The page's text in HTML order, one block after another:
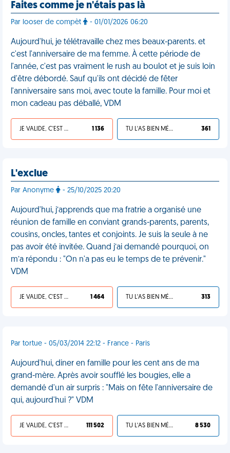
Faites comme je n'étais pas là
Par looser de compèt - 01/01/2026 06:20
Aujourd'hui, je télétravaille chez mes beaux-parents. et
c'est l'anniversaire de ma femme. À cette période de
l'année, c'est pas vraiment le rush au boulot et je suis loin
d'être débordé. Sauf qu'ils ont décidé de fêter
l'anniversaire sans moi, avec toute la famille. Pour moi et
mon cadeau pas déballé, VDM
JE VALIDE, C'EST UNE VDM 1 136 TU L'AS BIEN MÉRITÉ 361
L'exclue
Par Anonyme - 25/10/2025 20:20
Aujourd'hui, j’apprends que ma fratrie a organisé une
réunion de famille en conviant grands-parents, parents,
cousins, oncles, tantes et conjoints. Je suis la seule à ne
pas avoir été invitée. Quand j’ai demandé pourquoi, on
m’a répondu : "On n'a pas eu le temps de te prévenir."
VDM
JE VALIDE, C'EST UNE VDM 1 464 TU L'AS BIEN MÉRITÉ 313
Par tortue - 05/03/2014 22:12 - France - Paris
Aujourd'hui, diner en famille pour les cent ans de ma
grand-mère. Après avoir soufflé les bougies, elle a
demandé d'un air surpris : "Mais on fête l'anniversaire de
qui, aujourd'hui ?" VDM
JE VALIDE, C'EST UNE VDM 111 502 TU L'AS BIEN MÉRITÉ 8 530